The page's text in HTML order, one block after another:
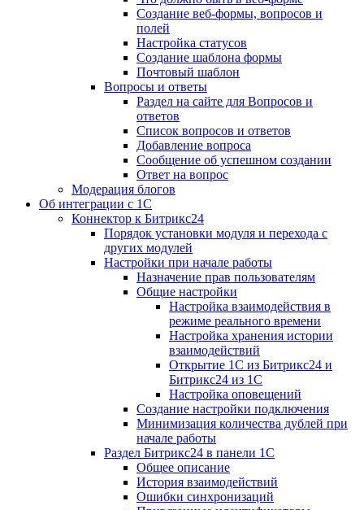
Создание веб-формы, вопросов и
полей
Настройка статусов
Создание шаблона формы
Почтовый шаблон
Вопросы и ответы
Раздел на сайте для Вопросов и
ответов
Список вопросов и ответов
Добавление вопроса
Сообщение об успешном создании
Ответ на вопрос
Модерация блогов
Об интеграции с 1С
Коннектор к Битрикс24
Порядок установки модуля и перехода с
других модулей
Настройки при начале работы
Назначение прав пользователям
Общие настройки
Настройка взаимодействия в
режиме реального времени
Настройка хранения истории
взаимодействий
Открытие 1С из Битрикс24 и
Битрикс24 из 1С
Настройка оповещений
Создание настройки подключения
Минимизация количества дублей при
начале работы
Раздел Битрикс24 в панели 1С
Общее описание
История взаимодействий
Ошибки синхронизаций